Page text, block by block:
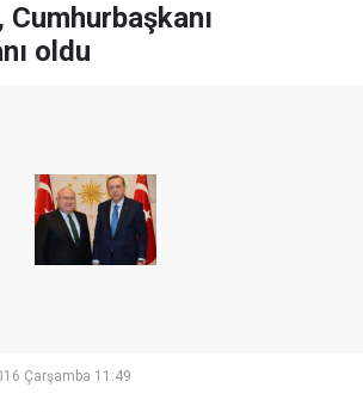
Cumhurbaşkanı
oldu
Çarşamba 11:49